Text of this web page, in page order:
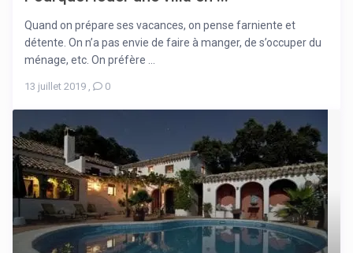
Quand on prépare ses vacances, on pense farniente et
détente. On n’a pas envie de faire à manger, de s’occuper du
ménage, etc. On préfère ...
13 juillet 2019 , 0